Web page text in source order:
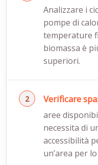
Analizzare i
pompe di
temperature
biomassa è
superiori.
Verificare
aree
necessita di
accessibilità
un’area per